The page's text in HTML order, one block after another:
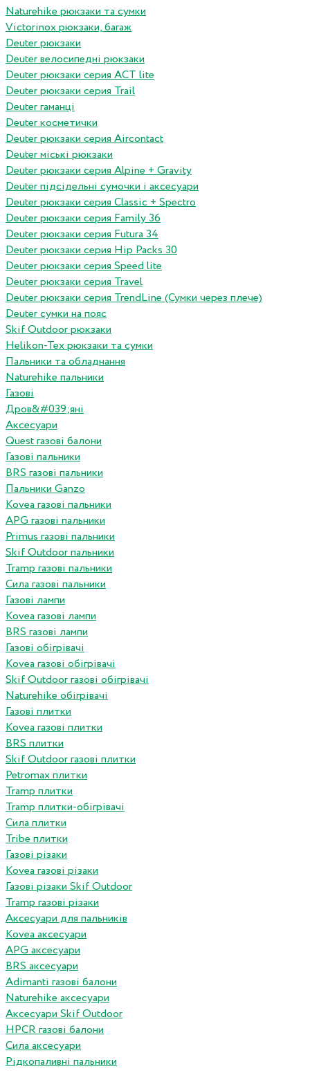
Naturehike рюкзаки та сумки
Victorinox рюкзаки, багаж
Deuter рюкзаки
Deuter велосипедні рюкзаки
Deuter рюкзаки серия ACT lite
Deuter рюкзаки серия Trail
Deuter гаманці
Deuter косметички
Deuter рюкзаки серия Aircontact
Deuter міські рюкзаки
Deuter рюкзаки серия Alpine + Gravity
Deuter підсідельні сумочки і аксесуари
Deuter рюкзаки серия Classic + Spectro
Deuter рюкзаки серия Family 36
Deuter рюкзаки серия Futura 34
Deuter рюкзаки серия Hip Packs 30
Deuter рюкзаки серия Speed lite
Deuter рюкзаки серия Travel
Deuter рюкзаки серия TrendLine (Сумки через плече)
Deuter сумки на пояс
Skif Outdoor рюкзаки
Helikon-Tex рюкзаки та сумки
Пальники та обладнання
Naturehike пальники
Газові
Дров&#039;яні
Аксесуари
Quest газові балони
Газові пальники
BRS газові пальники
Пальники Ganzo
Kovea газові пальники
APG газові пальники
Primus газові пальники
Skif Outdoor пальники
Tramp газові пальники
Сила газові пальники
Газові лампи
Kovea газові лампи
BRS газові лампи
Газові обігрівачі
Kovea газові обігрівачі
Skif Outdoor газові обігрівачі
Naturehike обігрівачі
Газові плитки
Kovea газові плитки
BRS плитки
Skif Outdoor газові плитки
Petromax плитки
Tramp плитки
Tramp плитки-обігрівачі
Сила плитки
Tribe плитки
Газові різаки
Kovea газові різаки
Газові різаки Skif Outdoor
Tramp газові різаки
Аксесуари для пальників
Kovea аксесуари
APG аксесуари
BRS аксесуари
Adimanti газові балони
Naturehike аксесуари
Аксесуари Skif Outdoor
HPCR газові балони
Сила аксесуари
Рідкопаливні пальники